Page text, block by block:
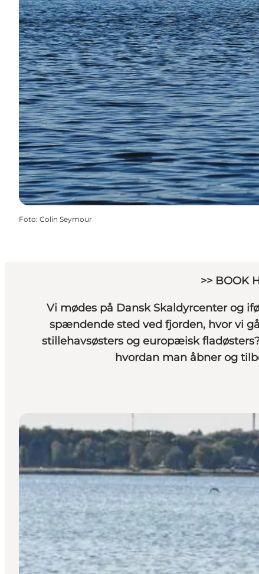
Foto: Colin Seymour
>> BOOK
Vi mødes på Dansk Skaldyrcenter og
spændende sted ved fjorden, hvor vi
stillehavsøsters og europæisk
hvordan man åbner og